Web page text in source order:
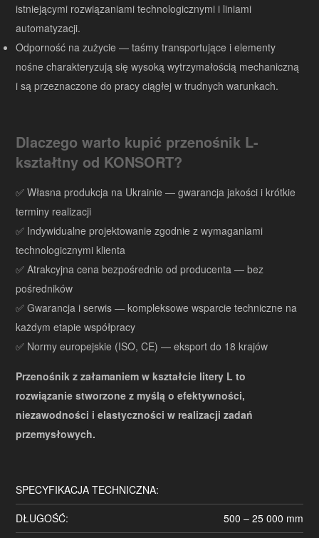
istniejącymi rozwiązaniami technologicznymi i liniami
automatyzacji.
Odporność na zużycie — taśmy transportujące i elementy
nośne charakteryzują się wysoką wytrzymałością mechaniczną
i są przeznaczone do pracy ciągłej w trudnych warunkach.
Dlaczego warto kupić przenośnik L-
kształtny od KONSORT?
✅ Własna produkcja na Ukrainie — gwarancja jakości i krótkie
terminy realizacji
✅ Indywidualne projektowanie zgodnie z wymaganiami
technologicznymi klienta
✅ Atrakcyjna cena bezpośrednio od producenta — bez
pośredników
✅ Gwarancja i serwis — kompleksowe wsparcie techniczne na
każdym etapie współpracy
✅ Normy europejskie (ISO, CE) — eksport do 18 krajów
Przenośnik z załamaniem w kształcie litery L to
rozwiązanie stworzone z myślą o efektywności,
niezawodności i elastyczności w realizacji zadań
przemysłowych.
SPECYFIKACJA TECHNICZNA:
DŁUGOŚĆ:
500 – 25 000 mm